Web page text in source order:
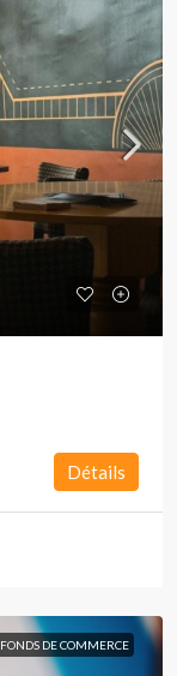
Détails
FONDS DE COMMERCE